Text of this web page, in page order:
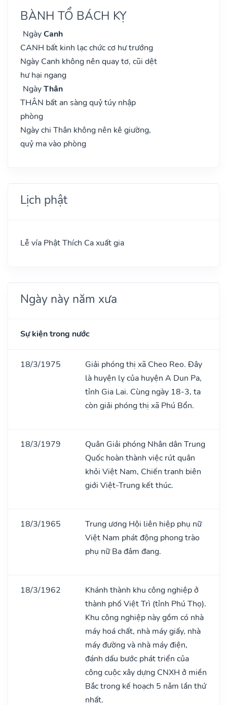
BÀNH TỔ BÁCH KỴ
NgàyCanh
CANH bất kinh lạc chức cơ hư trướng
Ngày Canh không nên quay tơ, cũi dệt
hư hại ngang
NgàyThân
THÂN bất an sàng quỷ túy nhập
phòng
Ngày chi Thân không nên kê giường,
quỷ ma vào phòng
Lịch phật
Lễ vía Phật Thích Ca xuất gia
Ngày này năm xưa
Sự kiện trong nước
18/3/1975
Giải phóng thị xã Cheo Reo. Đây
là huyện lỵ của huyện A Dun Pa,
tỉnh Gia Lai. Cùng ngày 18-3, ta
còn giải phóng thị xã Phú Bổn.
18/3/1979
Quân Giải phóng Nhân dân Trung
Quốc hoàn thành việc rút quân
khỏi Việt Nam, Chiến tranh biên
giới Việt-Trung kết thúc.
18/3/1965
Trung ương Hội liên hiệp phụ nữ
Việt Nam phát động phong trào
phụ nữ Ba đảm đang.
18/3/1962
Khánh thành khu công nghiệp ở
thành phố Việt Trì (tỉnh Phú Thọ).
Khu công nghiệp này gồm có nhà
máy hoá chất, nhà máy giấy, nhà
máy đường và nhà máy điện,
đánh dấu bước phát triển của
công cuộc xây dựng CNXH ở miền
Bắc trong kế hoạch 5 nǎm lần thứ
nhất.